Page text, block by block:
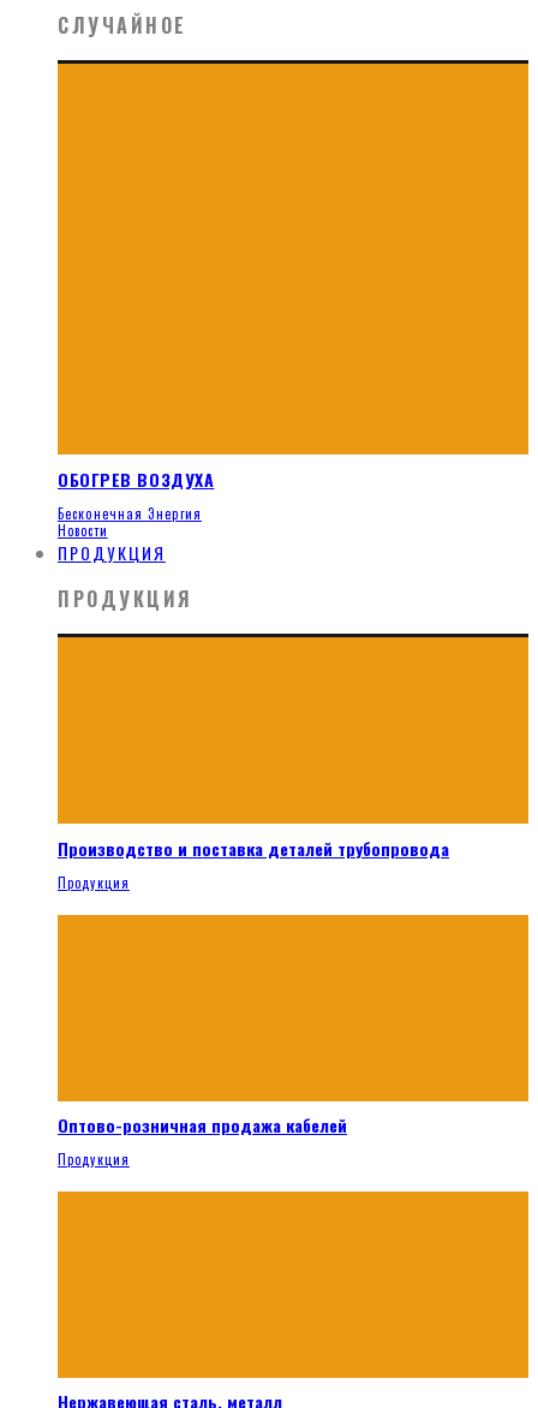
СЛУЧАЙНОЕ
ОБОГРЕВ ВОЗДУХА
Бесконечная Энергия
Новости
ПРОДУКЦИЯ
ПРОДУКЦИЯ
Производство и поставка деталей трубопровода
Продукция
Оптово-розничная продажа кабелей
Продукция
Нержавеющая сталь, металл